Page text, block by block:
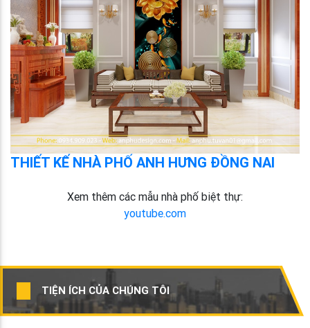
THIẾT KẾ NHÀ PHỐ ANH HƯNG ĐỒNG NAI
Xem thêm các mẫu nhà phố biệt thự:
youtube.com
TIỆN ÍCH CỦA CHÚNG TÔI